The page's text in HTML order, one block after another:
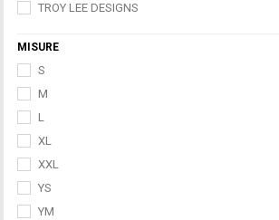
TROY LEE DESIGNS
MISURE
S
M
L
XL
XXL
YS
YM